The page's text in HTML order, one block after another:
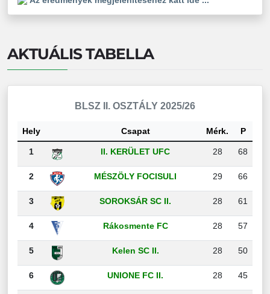
AKTUÁLIS TABELLA
BLSZ II. OSZTÁLY 2025/26
Hely Csapat Mérk. P
1 II. KERÜLET UFC 28 68
2 MÉSZÖLY FOCISULI 29 66
3 SOROKSÁR SC II. 28 61
4 Rákosmente FC 28 57
5 Kelen SC II. 28 50
6 UNIONE FC II. 28 45